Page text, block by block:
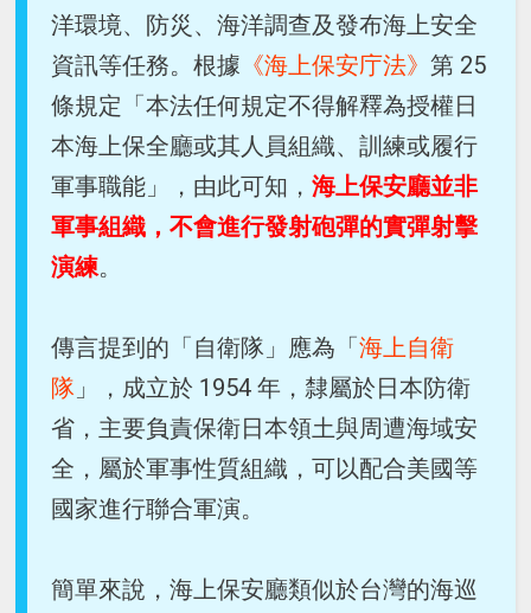
洋環境、防災、海洋調查及發布海上安全
資訊等任務。根據 《海上保安庁法》第 25
條規定「本法任何規定不得解釋為授權日
本海上保全廳或其人員組織、訓練或履行
軍事職能」，由此可知，海上保安廳並非
軍事組織，不會進行發射砲彈的實彈射擊
演練。
傳言提到的「自衛隊」應為「海上自衛
隊 」，成立於 1954 年，隸屬於日本防衛
省，主要負責保衛日本領土與周遭海域安
全，屬於軍事性質組織，可以配合美國等
國家進行聯合軍演。
簡單來說，海上保安廳類似於台灣的海巡